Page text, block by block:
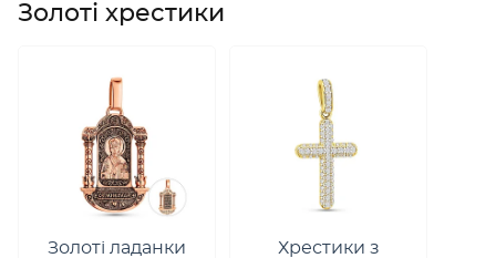
Золоті хрестики
Золоті ладанки
Хрестики з